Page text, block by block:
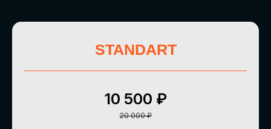
STANDART
10 500 ₽
20 000 ₽
СКАЧАТЬ ПРОГРАММУ
СТАТЬ УЧАСТНИКОМ